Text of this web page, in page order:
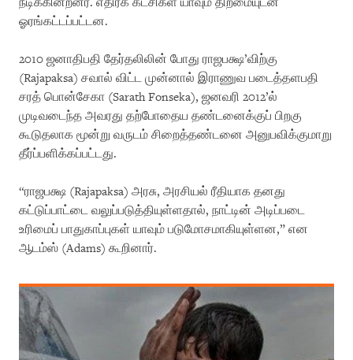
ஓரங்கட்டப்பட்டன.
2010 ஜனாதிபதி தேர்தலிலின் போது ராஜபக்ஷ’விற்கு
(Rajapaksa) சவால் விட்ட முன்னால் இராணுவ படைத்தளபதி
சரத் பொன்சேகா (Sarath Fonseka), ஜனவரி 2012’ல்
முடிவடைந்த அவரது தற்போதைய தண்டனைக்குப் பிறகு
கூடுதலாக மூன்று வருடம் சிறைத்தண்டனை அனுபவிக்குமாறு
தீர்ப்பளிக்கப்பட்டது.
“ராஜபக்ஷ (Rajapaksa) அரசு, அரசியல் ரீதியாக தனது
கட்டுப்பாட்டை வலுப்படுத்தியுள்ளதால், நாட்டின் அடிப்படை
உரிமைப் பாதுகாப்புகள் யாவும் படுமோசமாகியுள்ளன,” என
ஆடம்ஸ் (Adams) கூறினார்.